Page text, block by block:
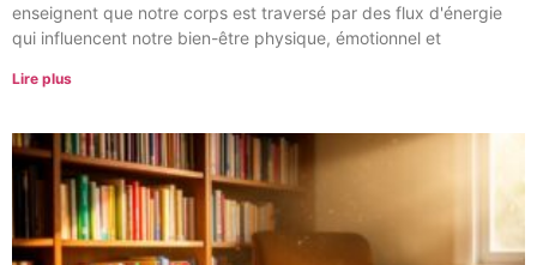
enseignent que notre corps est traversé par des flux d'énergie
qui influencent notre bien-être physique, émotionnel et
Lire plus